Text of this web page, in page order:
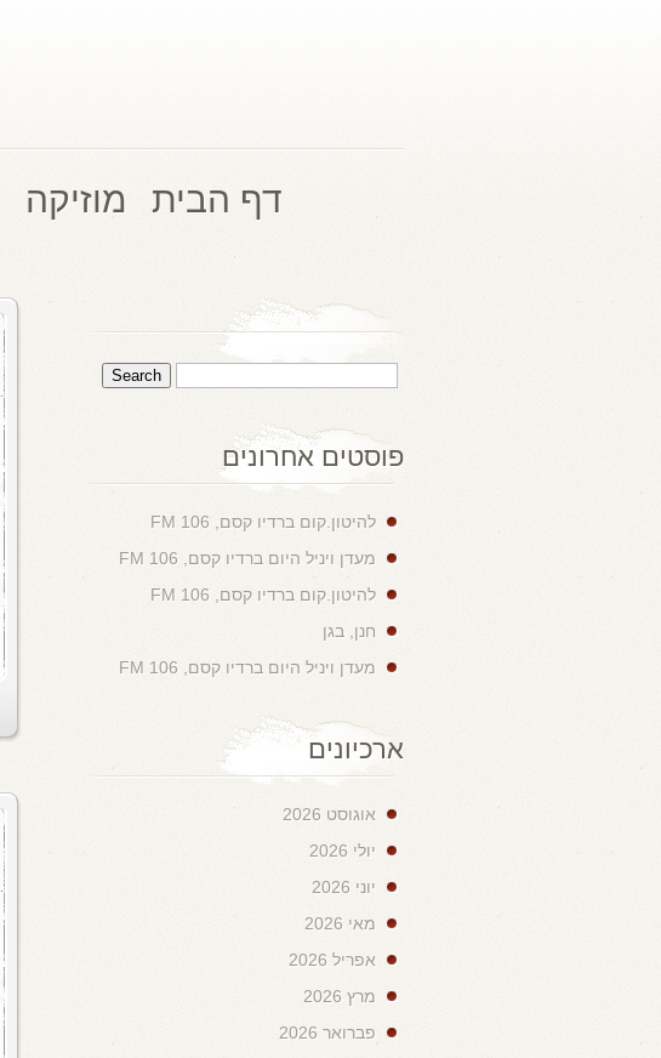
דף הבית מוזיקה
פוסטים אחרונים
להיטון.קום ברדיו קסם, 106 FM
מעדן ויניל היום ברדיו קסם, 106 FM
להיטון.קום ברדיו קסם, 106 FM
חנן, בגן
מעדן ויניל היום ברדיו קסם, 106 FM
ארכיונים
אוגוסט 2026
יולי 2026
יוני 2026
מאי 2026
אפריל 2026
מרץ 2026
פברואר 2026